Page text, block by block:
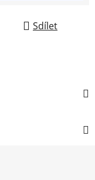
Sdílet